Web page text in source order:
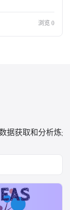
浏览 0
据获取和分析炼